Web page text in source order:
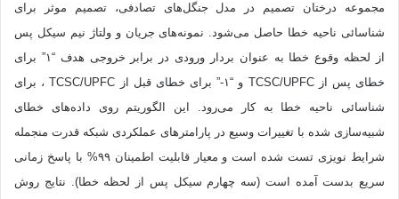
مجموعه درختان تصمیم در مدل جنگل‌های تصادفی، تصمیم موثر برای
شناسائی ناحیه خطا حاصل می‌شود. نمونه‌های جریان و ولتاژ نیم سیکل پس
از لحظه وقوع خطا به عنوان بردار ورودی در برابر خروجی هدف “١” برای
خطای پس از TCSC/UPFC و “١-” برای خطای قبل از TCSC/UPFC ، برای
شناسائی ناحیه خطا به کار می‌رود. این الگوریتم روی داده‌‌های خطای
شبیه‌سازی شده با تغییرات وسیع در پارامترهای عملکردی شبکه قدرت منجمله
شرایط نویزی تست شده است و معیار قابلیت اطمینان ٩٩% با پاسخ زمانی
سریع بدست آمده است (سه چهارم سیکل پس از لحظه خطا). نتایج روش